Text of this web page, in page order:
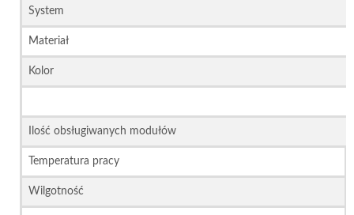
System
Materiał
Kolor
Ilość obsługiwanych modułów
Temperatura pracy
Wilgotność